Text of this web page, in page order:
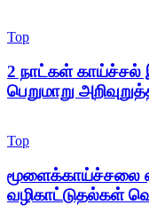
Top
2 நாட்கள்
பெறுமாறு
Top
மூளைக்காய்ச்சலை
வழிகாட்டுதல்கள்